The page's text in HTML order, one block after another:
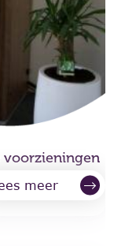
voorzieningen
meer